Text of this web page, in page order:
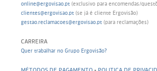
online@ergovisao.pt (exclusivo para encomendas/
clientes@ergovisao.pt (se já é cliente Ergovisão)
gestao.reclamacoes@ergovisao.pt (para reclamações)
CARREIRA
Quer trabalhar no Grupo Ergovisão?